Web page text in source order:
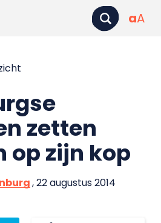
aA
zetten
op zijn kop
, 22 augustus 2014